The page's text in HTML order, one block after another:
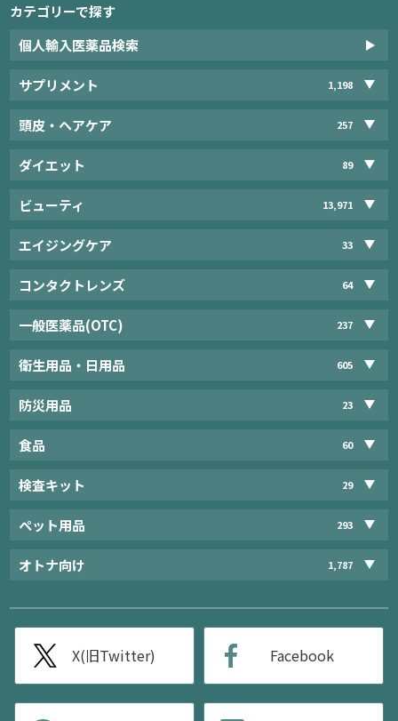
カテゴリーで探す
個人輸入医薬品検索
サプリメント 1,198
頭皮・ヘアケア 257
ダイエット 89
ビューティ 13,971
エイジングケア 33
コンタクトレンズ 64
一般医薬品(OTC) 237
衛生用品・日用品 605
防災用品 23
食品 60
検査キット 29
ペット用品 293
オトナ向け 1,787
X(旧Twitter) Facebook